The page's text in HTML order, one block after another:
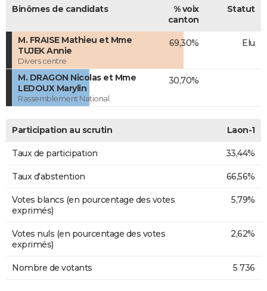
Binômes de candidats
% voix
canton
Statut
M. FRAISE Mathieu et Mme
TUJEK Annie
Divers centre
69,30% Elu
M. DRAGON Nicolas et Mme
LEDOUX Marylin
Rassemblement National
30,70%
Participation au scrutin Laon-1
Taux de participation 33,44%
Taux d'abstention 66,56%
Votes blancs (en pourcentage des votes
exprimés)
5,79%
Votes nuls (en pourcentage des votes
exprimés)
2,62%
Nombre de votants 5 736